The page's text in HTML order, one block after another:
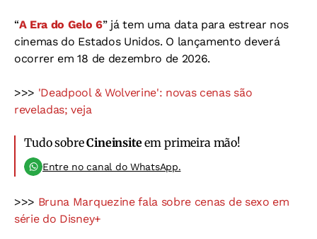
“A Era do Gelo 6” já tem uma data para estrear nos
cinemas do Estados Unidos. O lançamento deverá
ocorrer em 18 de dezembro de 2026.
>>> 'Deadpool & Wolverine': novas cenas são
reveladas; veja
Tudo sobreCineinsiteem primeira mão!
Entre no canal do WhatsApp.
>>> Bruna Marquezine fala sobre cenas de sexo em
série do Disney+